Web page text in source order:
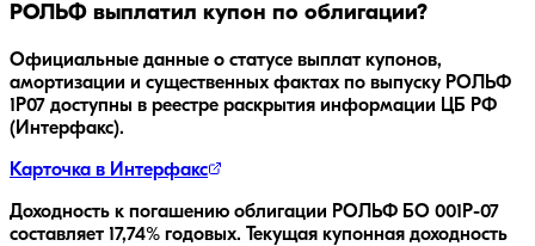
РОЛЬФ выплатил купон по облигации?
Официальные данные о статусе выплат купонов,
амортизации и существенных фактах по выпуску РОЛЬФ
1Р07 доступны в реестре раскрытия информации ЦБ РФ
(Интерфакс).
Карточка в Интерфакс
Доходность к погашению облигации РОЛЬФ БО 001Р-07
составляет 17,74% годовых. Текущая купонная доходность